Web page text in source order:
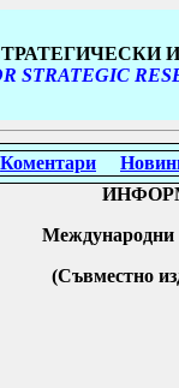
STRATEGIC
Коментари
Международни
(Съвместно